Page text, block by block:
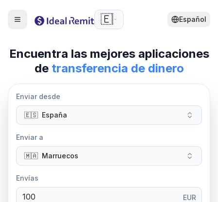
🇪🇸 Español
Encuentra las mejores aplicaciones
de transferencia de dinero
Enviar desde
🇪🇸 España
Enviar a
🇲🇦 Marruecos
Envías
EUR